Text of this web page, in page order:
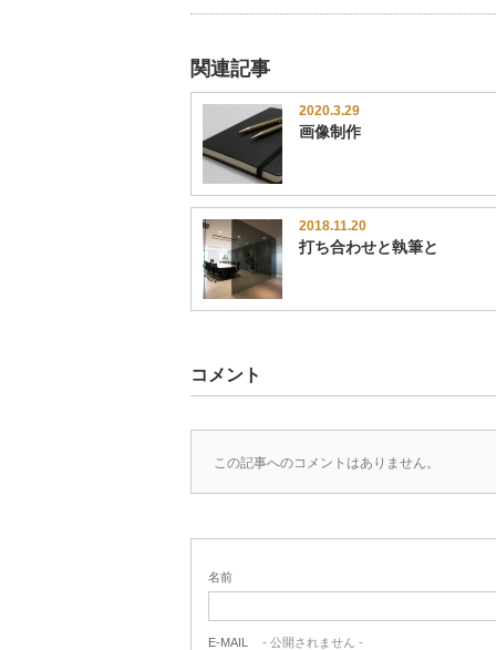
関連記事
2020.3.29
画像制作
2018.11.20
打ち合わせと執筆と
コメント
この記事へのコメントはありません。
名前
E-MAIL - 公開されません -